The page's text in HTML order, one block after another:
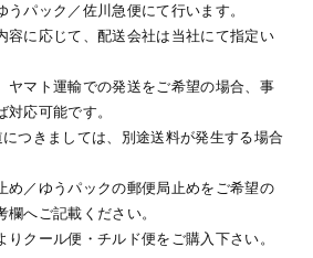
うパック／佐川急便にて行います。
容に応じて、配送会社は当社にて指定い
ヤマト運輸での発送をご希望の場合、事
応可能です。
つきましては、別途送料が発生する場合
め／ゆうパックの郵便局止めをご希望の
へご記載ください。
りクール便・チルド便をご購入下さい。